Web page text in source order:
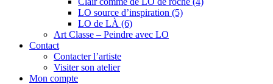
LO source d’inspiration (5)
LO de LÀ (6)
Art Classe – Peindre avec LO
Contact
Contacter l’artiste
Visiter son atelier
Mon compte